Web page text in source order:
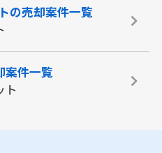
の売却案件一覧
案件一覧
ト